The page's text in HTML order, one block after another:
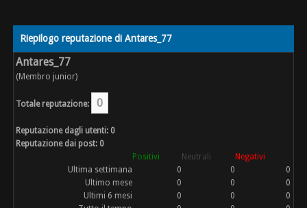
Riepilogo reputazione di Antares_77
Antares_77
(Membro junior)
Totale reputazione: 0
Reputazione dagli utenti: 0
Reputazione dai post: 0
Positivi
Neutrali
Negativi
Ultima settimana
0 0
0
Ultimo mese
0 0
0
Ultimi 6 mesi
0 0
0